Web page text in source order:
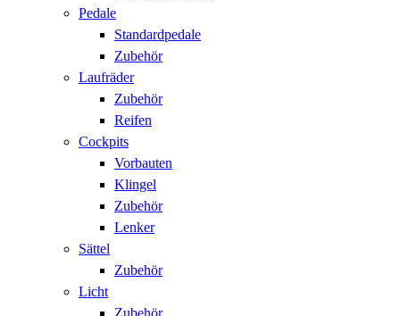
Pedale
Standardpedale
Zubehör
Laufräder
Zubehör
Reifen
Cockpits
Vorbauten
Klingel
Zubehör
Lenker
Sättel
Zubehör
Licht
Zubehör